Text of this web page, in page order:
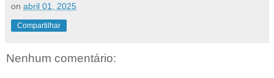
on abril 01, 2025
Compartilhar
Nenhum comentário: